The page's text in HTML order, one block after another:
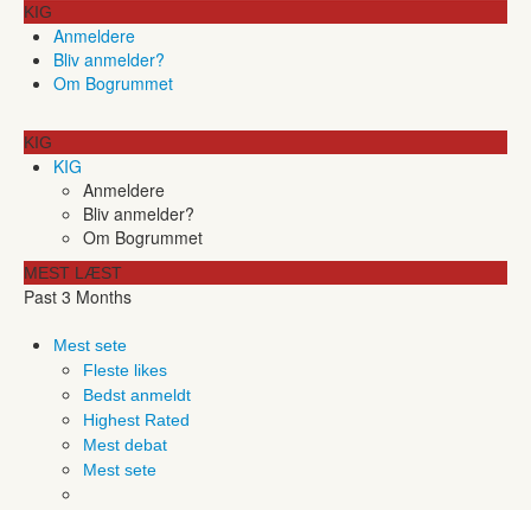
KIG
Anmeldere
Bliv anmelder?
Om Bogrummet
KIG
KIG
Anmeldere
Bliv anmelder?
Om Bogrummet
MEST LÆST
Past 3 Months
Mest sete
Fleste likes
Bedst anmeldt
Highest Rated
Mest debat
Mest sete